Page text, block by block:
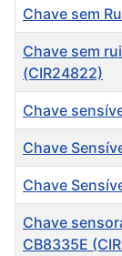
Chave sem
Chave sem
(CIR24822)
Chave
Chave
Chave
Chave
CB8335E